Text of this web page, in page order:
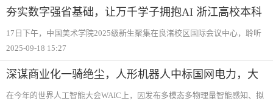
面焕新之上
夯实数字强省基础，让万千学子拥抱AI 浙江高校本科
新生人工智能通识课全覆盖
17日下午，中国美术学院2025级新生聚集在良渚校区国际会议中心，聆听
该校杨树副教授开设的人工智能通识课《人工智能艺术原理》第一讲。下
说起，我喜
2025-09-18 15:27
深谋商业化一骑绝尘，人形机器人中标国网电力，大
载重eVTOL即将首飞
在今年的世界人工智能大会WAIC上，因发布多模态多物理量智能感知、拟